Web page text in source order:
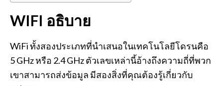
WIFI อธิบาย
WiFi ทั้งสองประเภทที่นำเสนอในเทคโนโลยีโดรนคือ
5 GHz หรือ 2.4 GHz ตัวเลขเหล่านี้อ้างถึงความถี่ที่พวก
เขาสามารถส่งข้อมูล มีสองสิ่งที่คุณต้องรู้เกี่ยวกับ